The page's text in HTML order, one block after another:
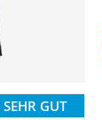
SEHR GUT